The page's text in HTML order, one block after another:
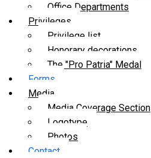
Office Departments
Privileges
Privilege list
Honorary decorations
The "Pro Patria" Medal
Forms
Media
Media Coverage Section
Logotype
Photos
Contact